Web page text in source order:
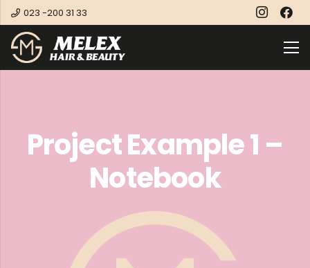
023 -200 31 33
Project Example 1 –
Notebook